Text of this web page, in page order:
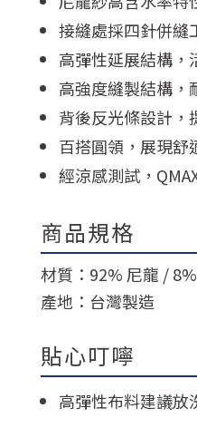
接縫處採四針併縫
高彈性延展結構，
高強度縫製結構，
背後反光條設計，
百搭圓領，展現舒
經涼感測試，
商品規格
材質：92% 尼龍 /
產地：台灣製造
貼心叮嚀
高彈性布料建議放